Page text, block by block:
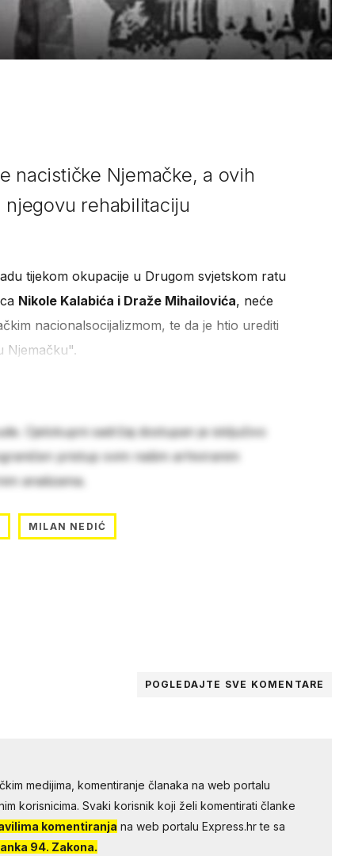
nacističke Njemačke, a ovih
rehabilitaciju
tijekom okupacije u Drugom svjetskom ratu
Nikole Kalabića i Draže Mihailovića, neće
nacionalsocijalizmom, te da je htio urediti
Njemačku".
Cjelokupni sadržaj dostupan je isključivo
pristup svim našim arhiviranim
analizama.
MILAN NEDIĆ
POGLEDAJTE SVE KOMENTARE
medijima, komentiranje članaka na web portalu
korisnicima. Svaki korisnik koji želi komentirati članke
komentiranja na web portalu Express.hr te sa
94. Zakona.